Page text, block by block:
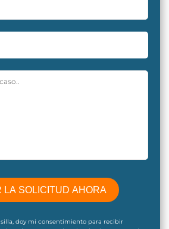
doy mi consentimiento para recibir